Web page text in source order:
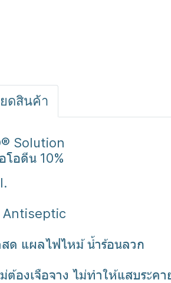
ดสินค้า
Solution
อดีน 10%
ด แผลไฟไหม้ น้ำร้อนลวก
ต้องเจือจาง ไม่ทำให้แสบระค